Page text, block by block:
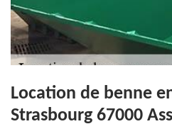
Location de benne
Strasbourg 67000